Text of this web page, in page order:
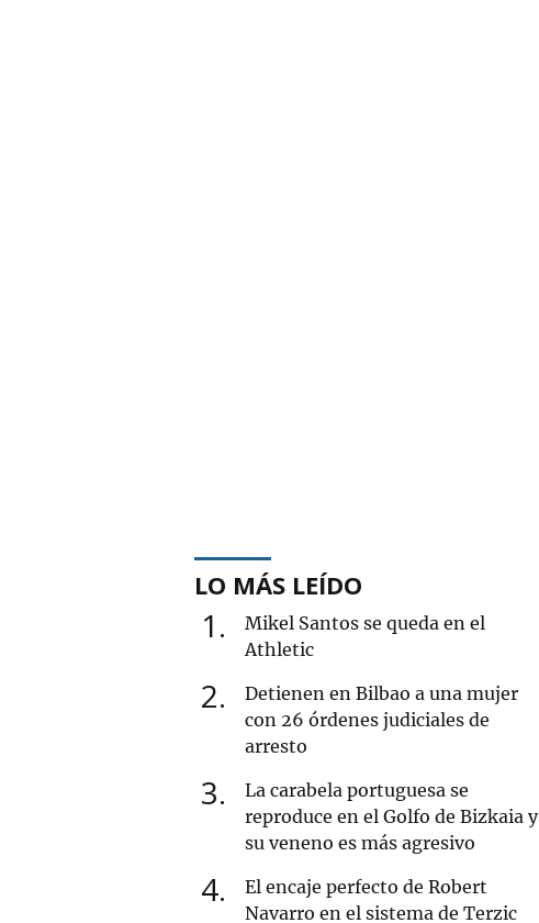
LO MÁS LEÍDO
1
Mikel Santos se queda en el
Athletic
2
Detienen en Bilbao a una mujer
con 26 órdenes judiciales de
arresto
3
La carabela portuguesa se
reproduce en el Golfo de Bizkaia y
su veneno es más agresivo
4
El encaje perfecto de Robert
Navarro en el sistema de Terzic